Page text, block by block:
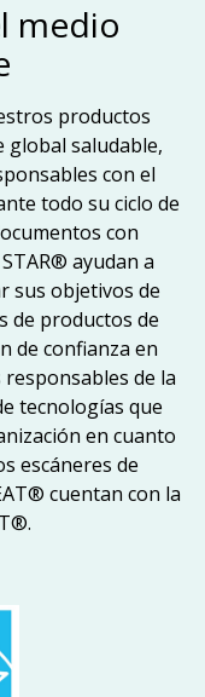
medio
productos
global saludable,
con el
todo su ciclo de
con
ayudan a
sus objetivos de
de productos de
de confianza en
de la
tecnologías que
en cuanto
escáneres de
cuentan con la